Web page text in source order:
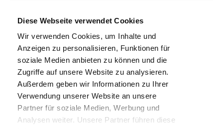
Diese Webseite verwendet Cookies
Wir verwenden Cookies, um Inhalte und
Anzeigen zu personalisieren, Funktionen für
soziale Medien anbieten zu können und die
Zugriffe auf unsere Website zu analysieren.
Außerdem geben wir Informationen zu Ihrer
Verwendung unserer Website an unsere
Partner für soziale Medien, Werbung und
Analysen weiter. Unsere Partner führen diese
Zahlung & Versand
Mitglieder-Login
RECHTLICHES